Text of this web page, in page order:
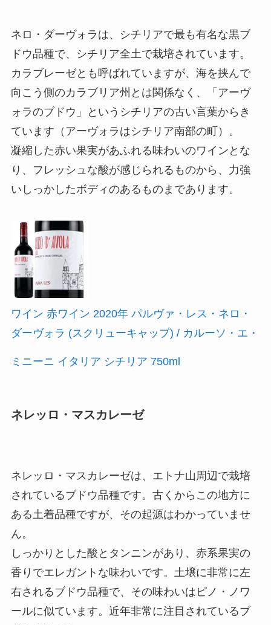
ネロ・ダーヴォラは、シチリアで最も有名な黒ブ
ドウ品種で、シチリア全土で栽培されています。
カラブレーゼとも呼ばれていますが、海を挟んで
向こう側のカラブリア州とは関係なく、「アーヴ
ォラのブドウ」というシチリアの古い言葉からき
ています（アーヴォラはシチリア南部の町）。
凝縮した赤い果実があふれる味わいのワインとな
り、フレッシュな酸が感じられるものから、力強
いしっかしたボディのあるものまであります。
ワイン 赤ワイン 2020年 パルヴァ・レス・ネロ・
ダーヴォラ (スクリューキャップ) / カルーソ・エ・
ミニーニ イタリア シチリア 750ml
ネレッロ・マスカレーゼ
ネレッロ・マスカレーゼは、エトナ山周辺で栽培
されているブドウ品種です。古くからこの地方に
ある土着品種ですが、その起源はわかっていませ
ん。
しっかりとした酸とタンニンがあり、赤系果実の
香りでエレガントな味わいです。土壌に非常に左
右されるブドウ品種で、その味わいはピノ・ノワ
ールに似ています。近年非常に注目されているブ